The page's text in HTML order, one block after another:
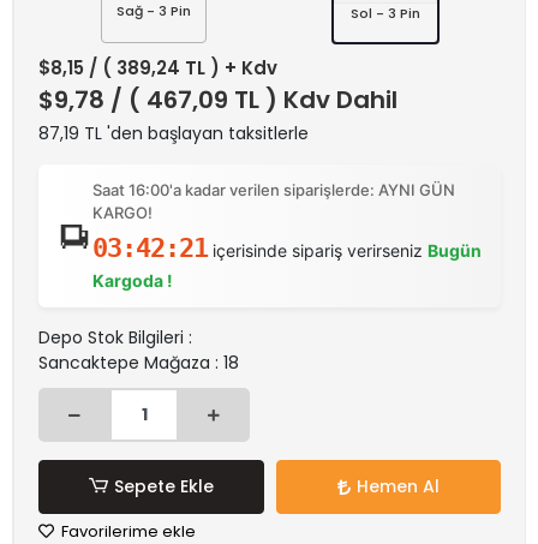
Sağ - 3 Pin Sol - 3 Pin
$8,15 / ( 389,24 TL ) + Kdv
$9,78 / ( 467,09 TL ) Kdv Dahil
87,19 TL 'den başlayan taksitlerle
Saat 16:00'a kadar verilen siparişlerde: AYNI GÜN
KARGO!
03:42:21içerisinde sipariş verirseniz Bugün
Kargoda !
Depo Stok Bilgileri :
Sancaktepe Mağaza : 18
Sepete Ekle Hemen Al
Favorilerime ekle